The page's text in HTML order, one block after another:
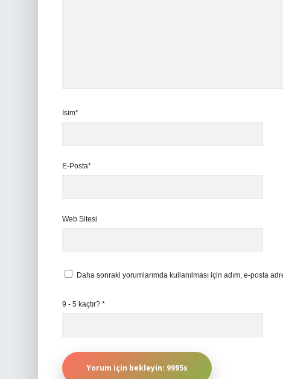
İsim*
E-Posta*
Web Sitesi
Daha sonraki yorumlarımda kullanılması için adım, e-posta
9 - 5 kaçtır? *